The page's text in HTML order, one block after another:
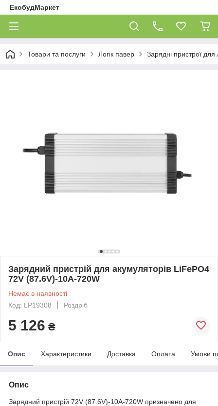
ЕкобудМаркет
Товари та послуги Логік павер Зарядні пристрої
Зарядний пристрій для акумуляторів LiFePO4
72V (87.6V)-10A-720W
Немає в наявності
Код: LP19308
Роздріб
5 126 ₴
Опис Характеристики Доставка Оплата Умови
Опис
Зарядний пристрій 72V (87.6V)-10A-720W призначено для